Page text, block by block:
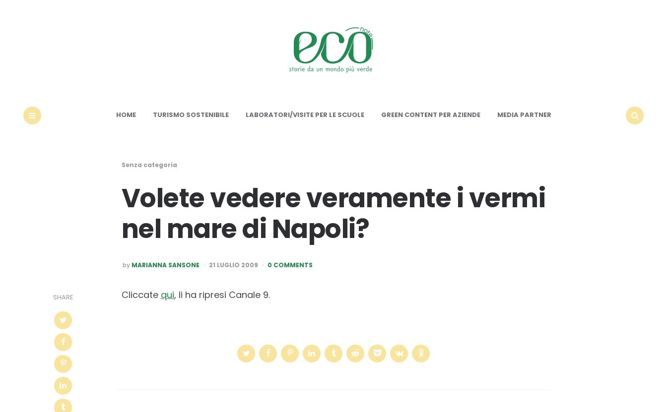
HOME TURISMO SOSTENIBILE LABORATORI/VISITE PER LE SCUOLE GREEN CONTENT PER AZIENDE
MEDIA PARTNER
Senza categoria
Volete vedere veramente i vermi
nel mare di Napoli?
POSTED
BY
by MARIANNA SANSONE 21 LUGLIO 2009 0 COMMENTS
SHARE Cliccate qui, li ha ripresi Canale 9.